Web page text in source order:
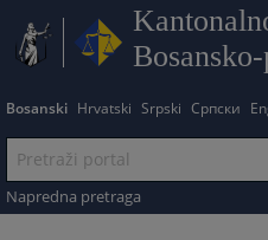
Bosanski Hrvatski Srpski Српски
Napredna pretraga